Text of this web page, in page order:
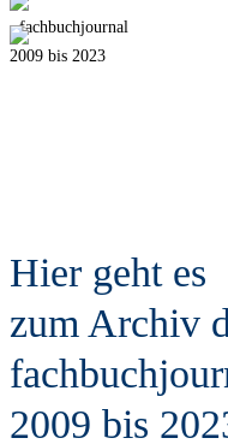
fachbuchjournal
2009 bis 2023
Hier geht es
zum Archiv
fachb
2009 bis